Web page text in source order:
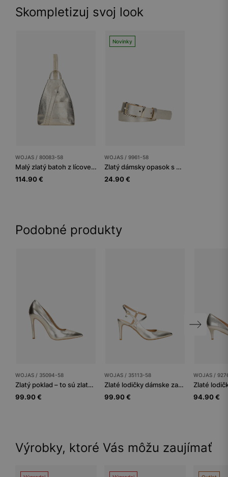
Skompletizuj svoj look
WOJAS / 80083-58
Malý zlatý batoh z lícovej kože so zapínacími rúčkami
114.90 €
Novinky
WOJAS / 9961-58
Zlatý dámsky opasok s metalickými odleskami
24.90 €
Podobné produkty
WOJAS / 35094-58
Zlatý poklad – to sú zlaté kožené lodičky
99.90 €
WOJAS / 35113-58
Zlaté lodičky dámske zažiaria na každej párty
99.90 €
WOJAS /
94.90 €
Výrobky, ktoré Vás môžu zaujímať